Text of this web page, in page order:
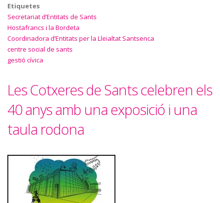
Etiquetes
Secretariat d’Entitats de Sants
Hostafrancs i la Bordeta
Coordinadora d’Entitats per la Lleialtat Santsenca
centre social de sants
gestió cívica
Les Cotxeres de Sants celebren els
40 anys amb una exposició i una
taula rodona